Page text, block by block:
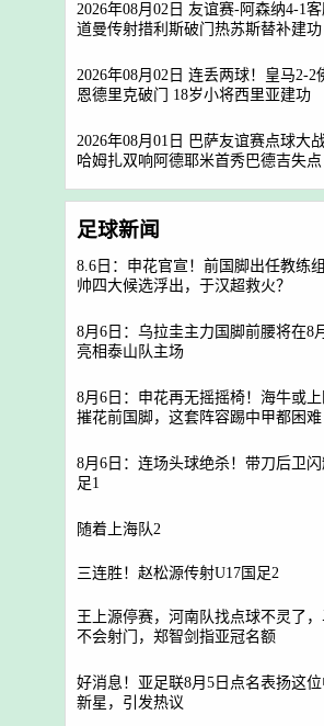
2026年08月02日 友谊赛-阿森纳4-1
道曼传射措利斯破门热苏斯替补建功
2026年08月02日 连丢两球！皇马2-2
恩德里克破门 18岁小将西里亚建功
2026年08月01日 巴萨友谊赛点球大
哈姆扎双响阿德耶米首秀巴德吉失点
足球新闻
8.6日：申花官宣！前国脚出任教练
帅四大候选浮出，于汉超救火？
8月6日：乌拉圭主力国脚前腰将在8
亮相泰山队主场
8月6日：申花再无摇摇椅！海牛或
摧花前国脚，这套阵容踢中甲都困难
8月6日：连场头球绝杀！带刀后卫闪
足1
随着上海队2
三连胜！赵松源传射U17国足2
王上源停赛，河南队找点球不灵了
不会射门，郑智剑指亚冠名额
好消息！亚足联8月5日点名表扬这
新星，引发热议